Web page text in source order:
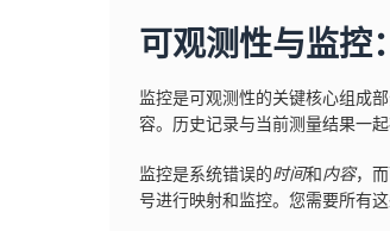
可观测性与监控
监控是可观测性的关键核心组成
容。历史记录与当前测量结果一
监控是系统错误的时间和内容，
号进行映射和监控。您需要所有